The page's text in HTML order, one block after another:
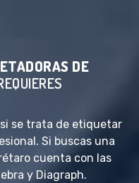
DE
se trata de etiquetar
Si buscas una
cuenta con las
y Diagraph.